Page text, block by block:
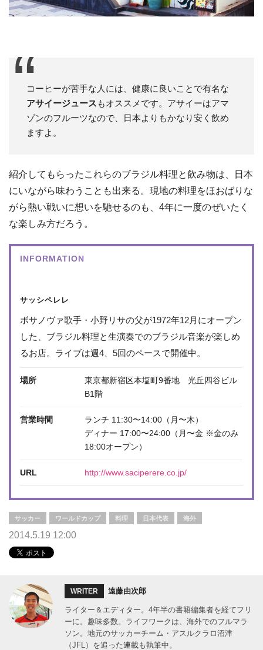
コーヒーが苦手な人には、健康に良いことで有名な
アサイージュース もオススメです。アサイーはアマ
ゾンのフルーツなので、日本よりもかなり安く飲め
ますよ。
紹介してもらったこれらのブラジル料理と飲み物は、日本
にいながら味わうことも出来る。現地の料理をほおばりな
がら熱い戦いに想いを馳せるのも、4年に一度のぜいたく
な楽しみ方だろう。
INFORMATION
サッシペレレ
ボサノヴァ歌手・小野リサの父が1972年12月にオープン
した、ブラジル料理と生演奏でのブラジル音楽が楽しめ
るお店。ライブは週4、5回のペースで開催中。
場所
東京都新宿区本塩町9番地 光丘四谷ビル
B1階
営業時間
ランチ 11:30〜14:00（月〜木）
ディナー 17:00〜24:00（月〜金 ※金のみ
18:00オープン）
URL http://www.saciperere.co.jp/
サッカー ワールドカップ 料理 日本代表 海外
2014.5.19 12:00
WRITER 遠藤由次郎
ライター＆エディター。4年半の書籍編集者を経てフリ
ーに。趣味多数。ライフワークは、海外でのフルマラ
ソン。地元のサッカーチーム・アスルクラロ沼津
（JFL）を追った連載も執筆中。